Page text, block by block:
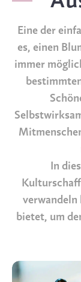
Eine der
es, einen
immer
In
verwandeln
bietet, um